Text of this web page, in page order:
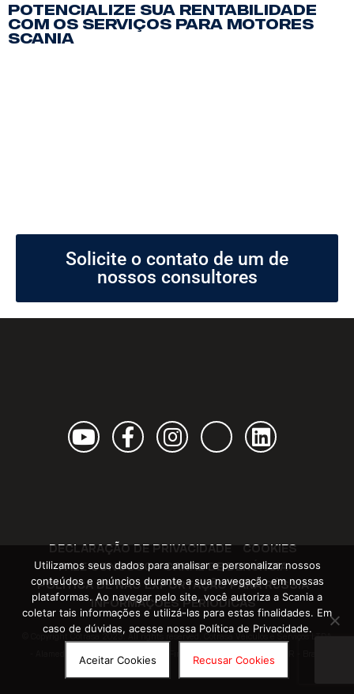
Potencialize sua rentabilidade
com os serviços para motores
Scania
Solicite o contato de um de
nossos consultores
YoutubeFacebookInstagram
TikTokLinkedin
DECLARAÇÃO DE PRIVACIDADE
COOKIES
FALE CONOSCO
CANAL DE DENÚNCIA
POLÍTICA DE NÃO EXPORTAÇÃO PARA RÚSSIA
INFORMAÇÕES PERIÓDICAS
© Copyright Cotrasa 2023. All rights reserved. Cotrasa Veículos e Serviços LTDA
- Alameda Bom Pastor, 2094 - Ouro Fino - São José dos Pinhais - PR - Brasil
Utilizamos seus dados para analisar e personalizar nossos
conteúdos e anúncios durante a sua navegação em nossas
plataformas. Ao navegar pelo site, você autoriza a Scania a
coletar tais informações e utilizá-las para estas finalidades. Em
caso de dúvidas, acesse nossa Política de Privacidade.
Aceitar Cookies Recusar Cookies